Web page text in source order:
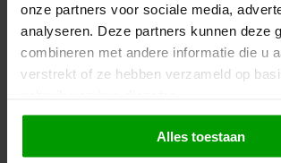
onze partners voor sociale media,
analyseren. Deze partners kunnen deze
combineren met andere informatie die u
verstrekt of ze hebben verzameld op
Alles toestaan
Gerelateerde producten